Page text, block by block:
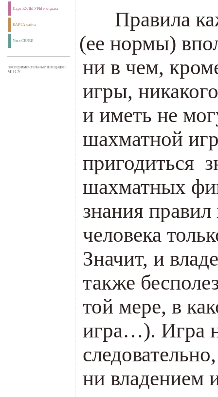
Парк КУЛЬТУРЫ и отдыха
КАРТА сайта
Узел СВЯЗИ
экспериментальные площадки
МПСУ
Правила
(ее нормы)
ни в чем,
игры,
и иметь не
шахматной
пригодиться
шахматных
знания
человека
Значит, и
также
той мере, в
игра…). Игра
ни владением